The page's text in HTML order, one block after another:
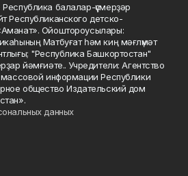
балалар-үҫмерҙәр
Республиканского детско-
Ойоштороусылары:
Матбуғат һәм киң мәғлүмәт
"Республика Башкортостан"
йәмғиәте.. Учредители: Агентство
информации Республики
общество Издательский дом
данных